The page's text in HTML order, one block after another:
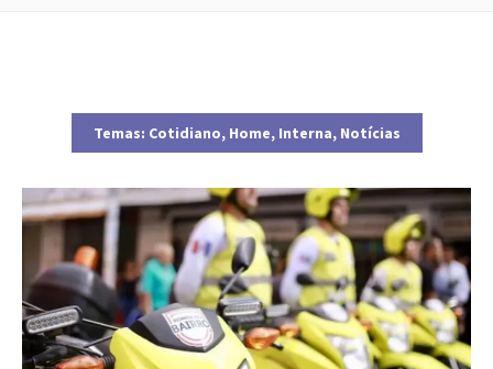
Temas: Cotidiano, Home, Interna, Notícias